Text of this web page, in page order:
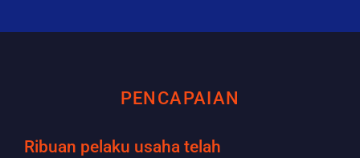
PENCAPAIAN
Ribuan pelaku usaha telah